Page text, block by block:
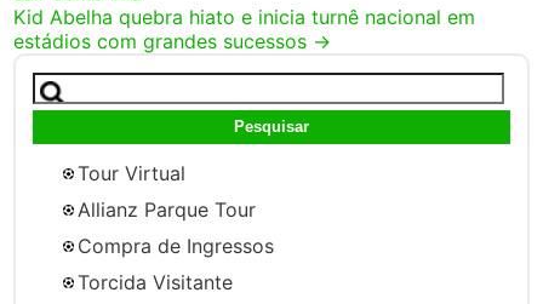
Kid Abelha quebra hiato e inicia turnê nacional em
estádios com grandes sucessos →
Pesquisar
por:
Tour Virtual
Allianz Parque Tour
Compra de Ingressos
Torcida Visitante